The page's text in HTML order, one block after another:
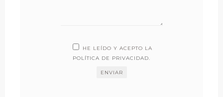
HE LEÍDO Y ACEPTO LA
POLÍTICA DE PRIVACIDAD.